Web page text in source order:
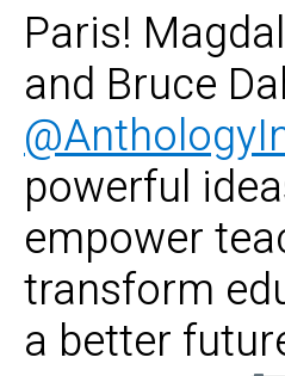
Paris!
and Bruce
powerful
empower
transform
a better